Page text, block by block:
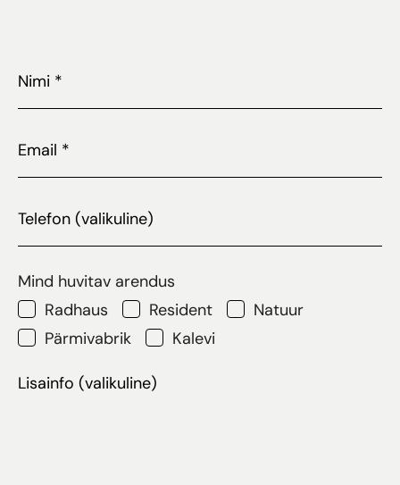
Mind huvitav arendus
Radhaus
Resident
Natuur
Pärmivabrik
Kalevi
(valikuline)